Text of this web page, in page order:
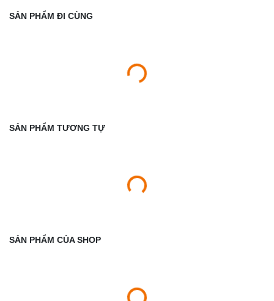
SẢN PHẨM ĐI CÙNG
SẢN PHẨM TƯƠNG TỰ
SẢN PHẨM CỦA SHOP